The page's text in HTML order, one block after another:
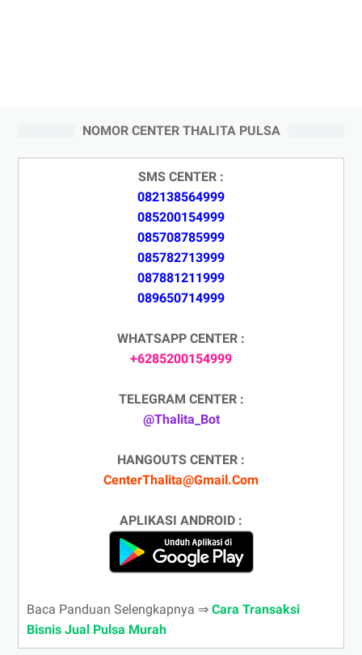
NOMOR CENTER THALITA PULSA
SMS CENTER :
082138564999
085200154999
085708785999
085782713999
087881211999
089650714999
WHATSAPP CENTER :
+6285200154999
TELEGRAM CENTER :
@Thalita_Bot
HANGOUTS CENTER :
CenterThalita@Gmail.Com
APLIKASI ANDROID :
Baca Panduan Selengkapnya ⇒ Cara Transaksi
Bisnis Jual Pulsa Murah